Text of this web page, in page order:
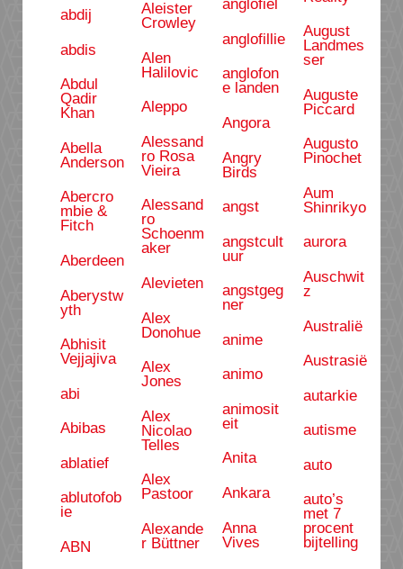
abdij
abdis
Abdul
Qadir
Khan
Abella
Anderson
Abercro
mbie &
Fitch
Aberdeen
Aberystw
yth
Abhisit
Vejjajiva
abi
Abibas
ablatief
ablutofob
ie
ABN
Aleister
Crowley
Alen
Halilovic
Aleppo
Alessand
ro Rosa
Vieira
Alessand
ro
Schoenm
aker
Alevieten
Alex
Donohue
Alex
Jones
Alex
Nicolao
Telles
Alex
Pastoor
Alexande
r Büttner
anglofiel
anglofillie
anglofon
e landen
Angora
Angry
Birds
angst
angstcult
uur
angstgeg
ner
anime
animo
animosit
eit
Anita
Ankara
Anna
Vives
August
Landmes
ser
Auguste
Piccard
Augusto
Pinochet
Aum
Shinrikyo
aurora
Auschwit
z
Australië
Austrasië
autarkie
autisme
auto
auto’s
met 7
procent
bijtelling